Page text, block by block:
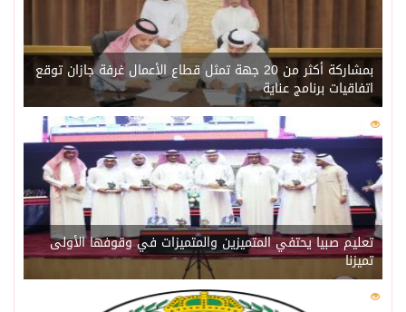
بمشاركة أكثر من 20 جهة تمثل قطاع الأعمال غرفة جازان توقع
اتفاقيات برنامج عناية
218
تعليم صبيا يحتفي المتميزين والمتميزات في وقوفها الأولى
تميزنا
211